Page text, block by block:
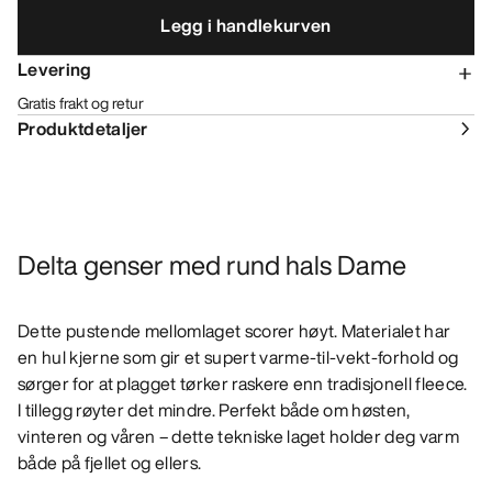
Legg i handlekurven
Levering
Gratis frakt og retur
Produktdetaljer
Delta genser med rund hals Dame
Dette pustende mellomlaget scorer høyt. Materialet har
en hul kjerne som gir et supert varme-til-vekt-forhold og
sørger for at plagget tørker raskere enn tradisjonell fleece.
I tillegg røyter det mindre. Perfekt både om høsten,
vinteren og våren – dette tekniske laget holder deg varm
både på fjellet og ellers.